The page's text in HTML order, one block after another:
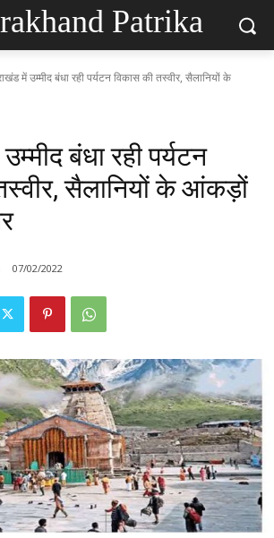
Patrika
में उम्मीद बंधा रही पर्यटन विकास की तस्वीर, सैलानियों के
बंधा रही पर्यटन
सैलानियों के आंकड़ों
07/02/2022